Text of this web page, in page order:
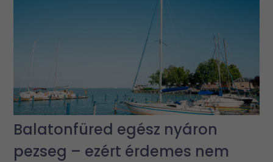
Balatonfüred egész nyáron
pezseg – ezért érdemes nem